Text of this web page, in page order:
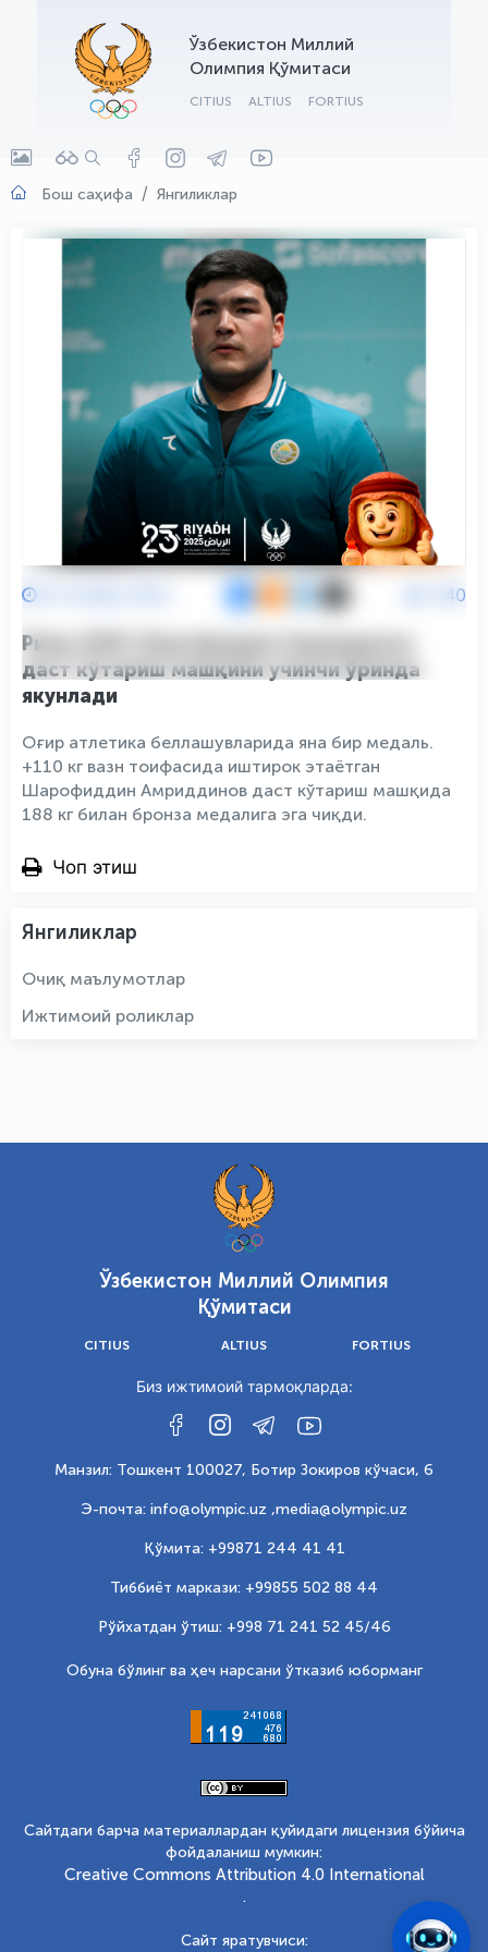
Ўзбекистон Миллий
Олимпия Қўмитаси
CITIUS ALTIUS FORTIUS
Бош саҳифа Янгиликлар
940
Риёд-2025: Шарофиддин Амриддинов
даст кўтариш машқини учинчи ўринда
якунлади
Оғир атлетика беллашувларида яна бир медаль.
+110 кг вазн тоифасида иштирок этаётган
Шарофиддин Амриддинов даст кўтариш машқида
188 кг билан бронза медалига эга чиқди.
Чоп этиш
Янгиликлар
Очиқ маълумотлар
Ижтимоий роликлар
Ўзбекистон Миллий Олимпия
Қўмитаси
CITIUS ALTIUS FORTIUS
Биз ижтимоий тармоқларда:
Манзил: Тошкент 100027, Ботир Зокиров кўчаси, 6
Э-почта: info@olympic.uz ,media@olympic.uz
Қўмита: +99871 244 41 41
Тиббиёт маркази: +99855 502 88 44
Рўйхатдан ўтиш: +998 71 241 52 45/46
Обуна бўлинг ва ҳеч нарсани ўтказиб юборманг
Сайтдаги барча материаллардан қуйидаги лицензия бўйича
фойдаланиш мумкин:
Creative Commons Attribution 4.0 International
.
Сайт яратувчиси:
OLYMPCHIK AI - yordamchi
Онлайн · olympic.uz